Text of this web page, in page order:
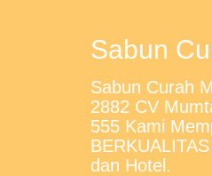
Sabun
Sabun Curah
2882 CV
555 Kami
dan Hotel.